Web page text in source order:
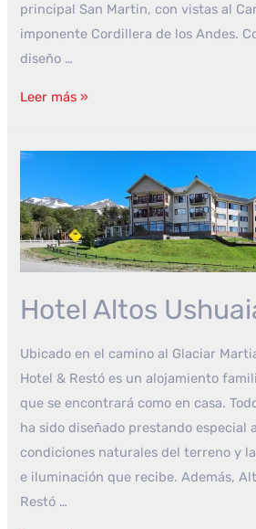
principal San Martin, con vistas al
imponente Cordillera de los Andes.
diseño …
Hotel
Leer más »
Hotel Altos
Ubicado en el camino al Glaciar
Hotel & Restó es un alojamiento
que se encontrará como en casa.
ha sido diseñado prestando especial
condiciones naturales del terreno y
e iluminación que recibe. Además,
Restó …